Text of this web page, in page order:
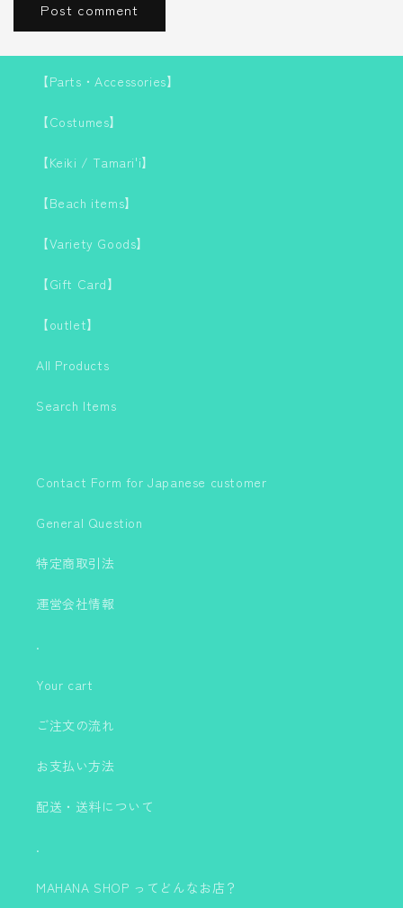
【Parts・Accessories】
【Costumes】
【Keiki / Tamari'i】
【Beach items】
【Variety Goods】
【Gift Card】
【outlet】
All Products
Search Items
Contact Form for Japanese customer
General Question
特定商取引法
運営会社情報
.
Your cart
ご注文の流れ
お支払い方法
配送・送料について
.
MAHANA SHOP ってどんなお店？